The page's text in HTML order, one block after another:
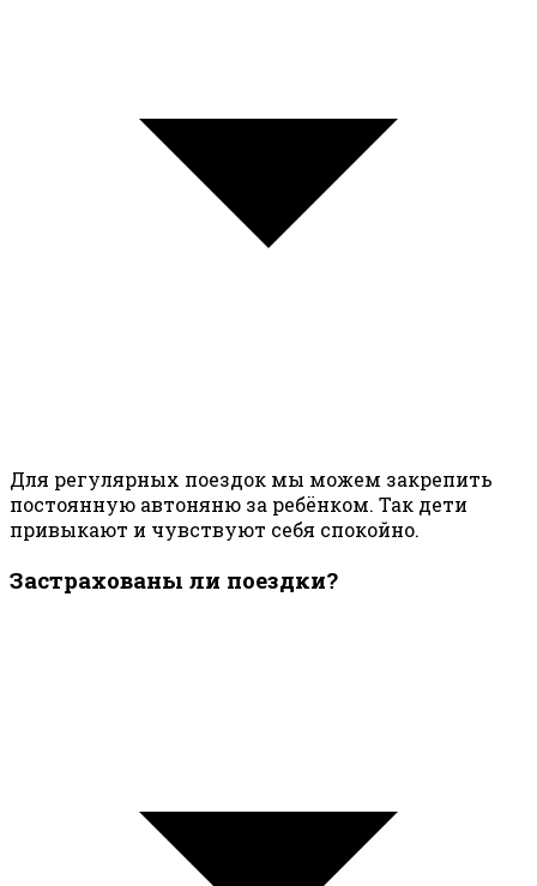
Для регулярных поездок мы можем закрепить
постоянную автоняню за ребёнком. Так дети
привыкают и чувствуют себя спокойно.
Застрахованы ли поездки?